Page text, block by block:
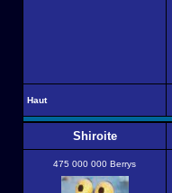
Haut
Shiroite
475 000 000 Berrys